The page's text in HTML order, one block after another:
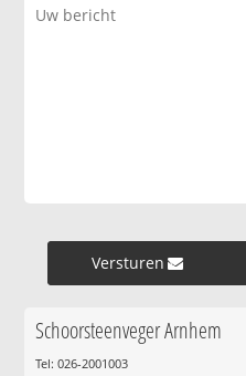
Versturen »
Schoorsteenveger Arnhem
Tel: 026-2001003